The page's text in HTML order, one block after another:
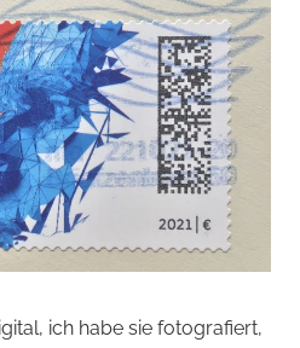
ich habe sie fotografiert,